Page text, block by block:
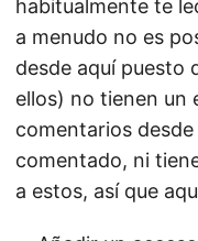
habitualmente te
a menudo no es
desde aquí puesto
ellos) no tienen un
comentarios desde
comentado, ni
a estos, así que